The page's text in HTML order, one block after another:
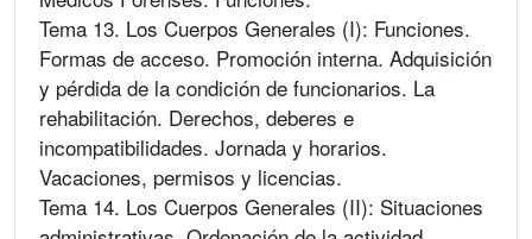
Tema 13. Los Cuerpos Generales (I): Funciones.
Formas de acceso. Promoción interna. Adquisición
y pérdida de la condición de funcionarios. La
rehabilitación. Derechos, deberes e
incompatibilidades. Jornada y horarios.
Vacaciones, permisos y licencias.
Tema 14. Los Cuerpos Generales (II): Situaciones